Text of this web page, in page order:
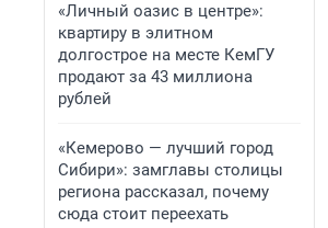
«Личный оазис в центре»:
квартиру в элитном
долгострое на месте КемГУ
продают за 43 миллиона
рублей
«Кемерово — лучший город
Сибири»: замглавы столицы
региона рассказал, почему
сюда стоит переехать